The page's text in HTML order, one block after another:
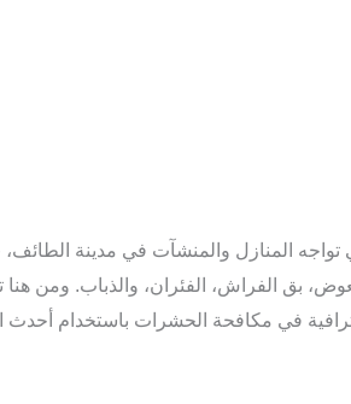
المنازل والمنشآت في مدينة الطائف،
بق الفراش، الفئران، والذباب.
في مكافحة الحشرات باستخدام أحدث